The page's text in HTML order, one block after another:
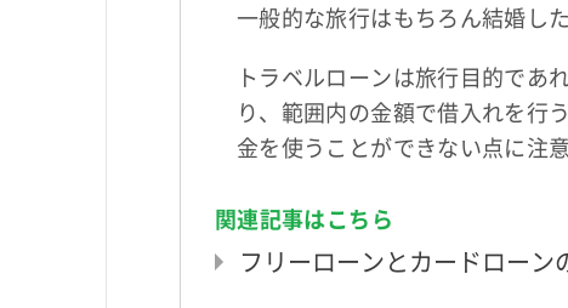
一般的な旅行はもちろん結婚し
トラベルローンは旅行目的であ
り、範囲内の金額で借入れを行
金を使うことができない点に注
関連記事はこちら
フリーローンとカードロー